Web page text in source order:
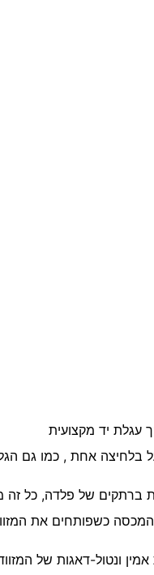
עגלת יד מקצועית
בלחיצה אחת , כמו גם
ברתקים של פלדה, כל זה
כשפותחים את
ונטול-דאגות של